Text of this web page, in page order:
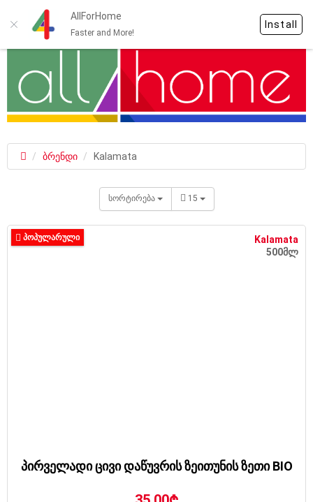
AllForHome
Faster and More!
Install
ბრენდი Kalamata
სორტირება 15
Kalamata
500მლ
ᲞᲝᲞᲣᲚᲐᲠᲣᲚᲘ
პირველადი ცივი დაწუვრის ზეითუნის ზეთი BIO